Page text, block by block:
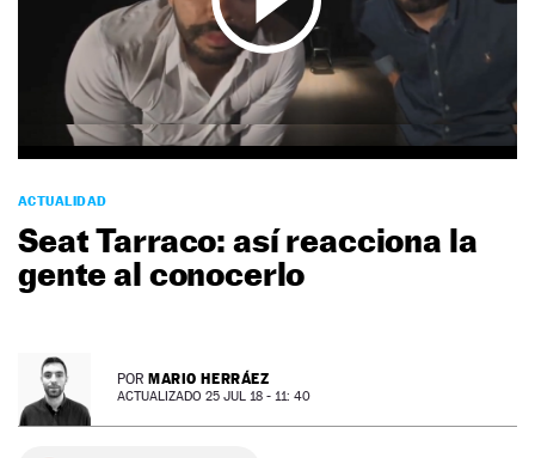
ACTUALIDAD
Seat Tarraco: así reacciona la
gente al conocerlo
POR MARIO HERRÁEZ
ACTUALIZADO 25 JUL 18 - 11: 40